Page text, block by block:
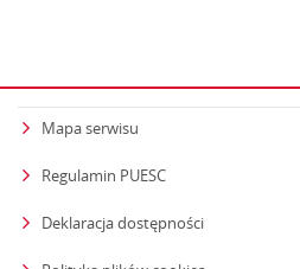
Mapa serwisu
Regulamin PUESC
Deklaracja dostępności